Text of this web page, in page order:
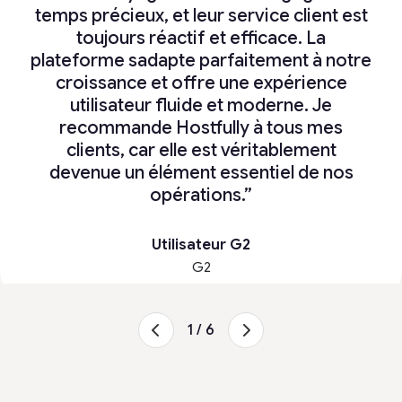
temps précieux, et leur service client est
toujours réactif et efficace. La
plateforme sadapte parfaitement à notre
croissance et offre une expérience
utilisateur fluide et moderne. Je
recommande Hostfully à tous mes
clients, car elle est véritablement
devenue un élément essentiel de nos
opérations.”
Utilisateur G2
G2
Michael H
G2
Mon épouse apprécie particulièrement le
fait qu’elle puisse automatiser les
messages et les déclencher en fonction
de paramètres qu’elle peut personnaliser
et modifier quand elle le souhaite.
J’apprécie le support client et la réactivité
face aux questions/problèmes. Et
surtout, j’apprécie le fait que cela nous
permette de gérer plusieurs propriétés
et toutes nos tâches, intégrées à
Pricelabs, de manière fluide, pour
l’équivalent d’une nuit de réservation par
mois !
Je le recommande vivement à toute
personne ayant une ou plusieurs
expérience à mes voyageurs et simplifie
mon quotidien.”
Juan Vault
Keith Freedman
HOSTWELL
1 / 6